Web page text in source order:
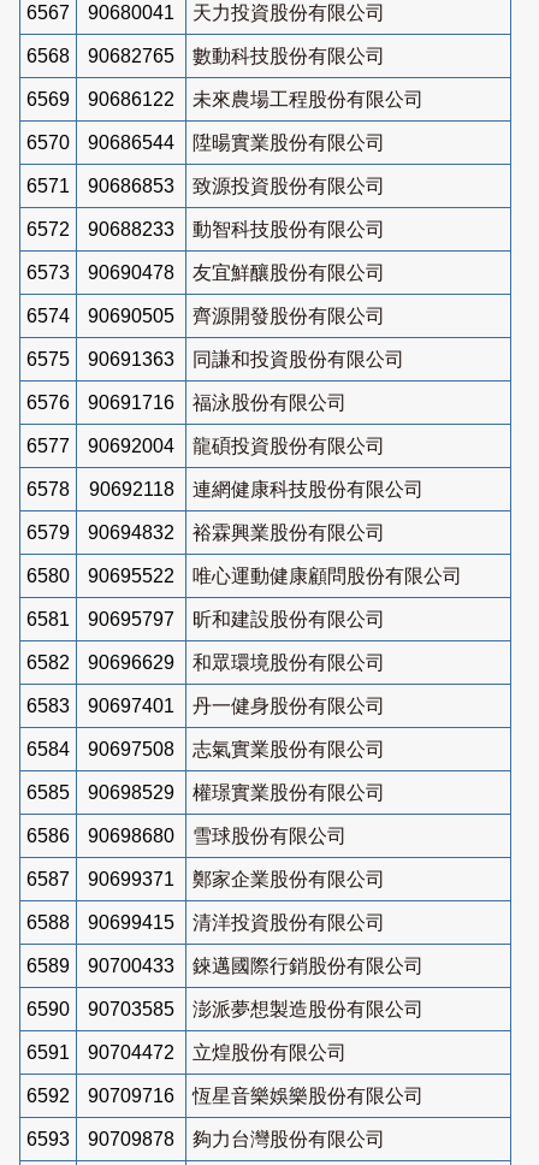
6567 90680041 天力投資股份有限公司
6568 90682765 數動科技股份有限公司
6569 90686122 未來農場工程股份有限公司
6570 90686544 陞暘實業股份有限公司
6571 90686853 致源投資股份有限公司
6572 90688233 動智科技股份有限公司
6573 90690478 友宜鮮釀股份有限公司
6574 90690505 齊源開發股份有限公司
6575 90691363 同謙和投資股份有限公司
6576 90691716 福泳股份有限公司
6577 90692004 龍碩投資股份有限公司
6578 90692118 連網健康科技股份有限公司
6579 90694832 裕霖興業股份有限公司
6580 90695522 唯心運動健康顧問股份有限公司
6581 90695797 昕和建設股份有限公司
6582 90696629 和眾環境股份有限公司
6583 90697401 丹一健身股份有限公司
6584 90697508 志氣實業股份有限公司
6585 90698529 權璟實業股份有限公司
6586 90698680 雪球股份有限公司
6587 90699371 鄭家企業股份有限公司
6588 90699415 清洋投資股份有限公司
6589 90700433 錸邁國際行銷股份有限公司
6590 90703585 澎派夢想製造股份有限公司
6591 90704472 立煌股份有限公司
6592 90709716 恆星音樂娛樂股份有限公司
6593 90709878 夠力台灣股份有限公司